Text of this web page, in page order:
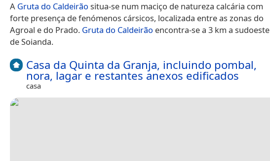
A Gruta do Caldeirão situa-se num maciço de natureza calcária com
forte presença de fenómenos cársicos, localizada entre as zonas do
Agroal e do Prado. Gruta do Caldeirão encontra-se a 3 km a sudoeste
de Soianda.
Casa da Quinta da Granja, incluindo pombal,
nora, lagar e restantes anexos edificados
casa